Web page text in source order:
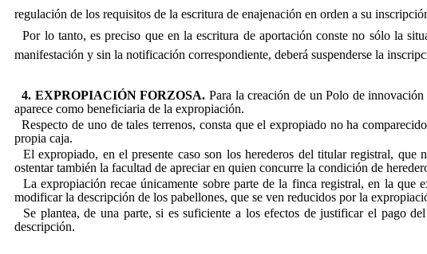
regulación de los requisitos de la escritura de enajenación en orden a su
Por lo tanto, es preciso que en la escritura de aportación conste no sólo la
manifestación y sin la notificación correspondiente, deberá suspenderse la
4. EXPROPIACIÓN FORZOSA.Para la creación de un Polo de
aparece como beneficiaria de la expropiación.
Respecto de uno de tales terrenos, consta que el expropiado no ha
propia caja.
El expropiado, en el presente caso son los herederos del titular registral,
ostentar también la facultad de apreciar en quien concurre la condición de
La expropiación recae únicamente sobre parte de la finca registral, en la que
modificar la descripción de los pabellones, que se ven reducidos por la
Se plantea, de una parte, si es suficiente a los efectos de justificar el pago
descripción.